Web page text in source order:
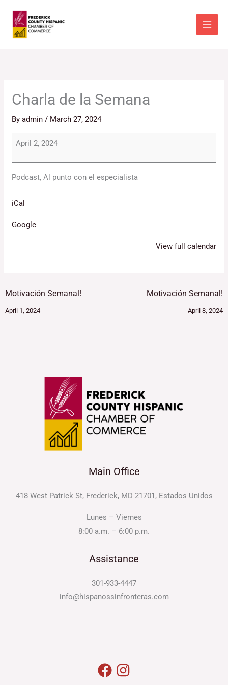
content
Charla de la Semana
Byadmin/ March 27, 2024
de
la
April 2, 2024
Podcast, Al punto con el especialista
iCal
Google
View full calendar
Motivación Semanal!
April 1, 2024
Motivación Semanal!
April 8, 2024
Main Office
418 West Patrick St, Frederick, MD 21701, Estados Unidos
Lunes – Viernes
8:00 a.m. – 6:00 p.m.
Assistance
301-933-4447
info@hispanossinfronteras.com